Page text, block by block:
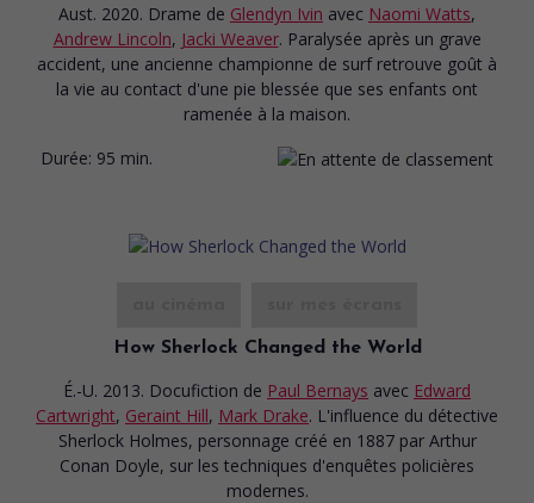
Aust. 2020. Drame de Glendyn Ivin avec Naomi Watts,
Andrew Lincoln, Jacki Weaver. Paralysée après un grave
accident, une ancienne championne de surf retrouve goût à
la vie au contact d'une pie blessée que ses enfants ont
ramenée à la maison.
Durée: 95 min.
How Sherlock Changed the World
É.-U. 2013. Docufiction de Paul Bernays avec Edward
Cartwright, Geraint Hill, Mark Drake. L'influence du détective
Sherlock Holmes, personnage créé en 1887 par Arthur
Conan Doyle, sur les techniques d'enquêtes policières
modernes.